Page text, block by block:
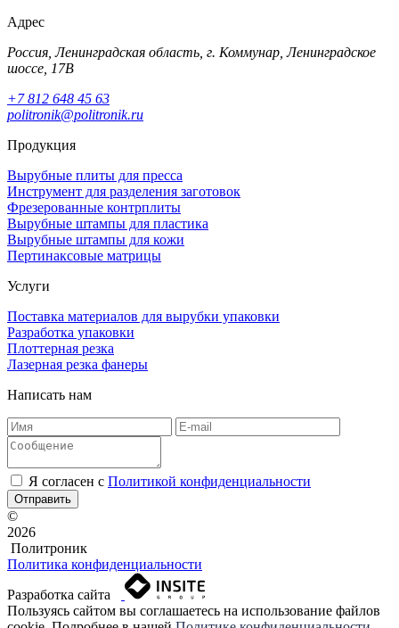
Адрес
Россия, Ленинградская область, г. Коммунар, Ленинградское
шоссе, 17В
+7 812 648 45 63
politronik@politronik.ru
Продукция
Вырубные плиты для пресса
Инструмент для разделения заготовок
Фрезерованные контрплиты
Вырубные штампы для пластика
Вырубные штампы для кожи
Пертинаксовые матрицы
Услуги
Поставка материалов для вырубки упаковки
Разработка упаковки
Плоттерная резка
Лазерная резка фанеры
Написать нам
Я согласен c Политикой конфиденциальности
Отправить
©
2026
Политроник
Политика конфиденциальности
Разработка сайта
Пользуясь сайтом вы соглашаетесь на использование файлов